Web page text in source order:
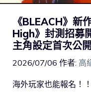
《BLEACH》新
High》封測招募
主角設定首次公開
2026/07/06 作者: 高
海外玩家也能報名！！